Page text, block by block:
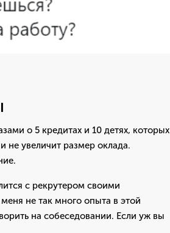
о 5 кредитах и 10 детях, которых
не увеличит размер оклада.
с рекрутером своими
не так много опыта в этой
на собеседовании. Если уж вы